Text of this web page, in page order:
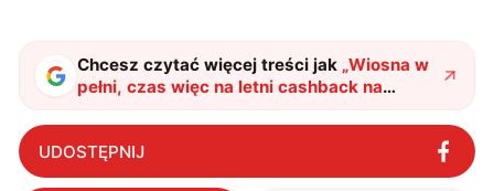
i gram w gry :)
Chcesz czytać więcej treści jak „Wiosna w
pełni, czas więc na letni cashback na
aparaty i obiektywy Sony"?
UDOSTĘPNIJ